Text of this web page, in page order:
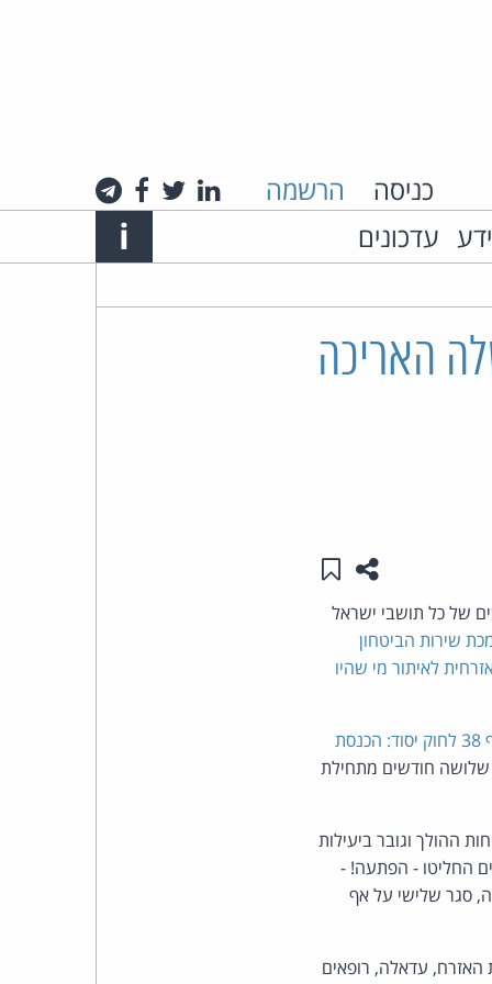
כניסה הרשמה לינקדאין
טוויטרפייסבוק
עדכונים Info
i
האריכה
שתפו עמוד זה
שמור ב"תכנים שלי"
של כל תושבי ישראל
שירות הביטחון
לאיתור מי שהיו
שלושה חודשים מתחילת
ההולך וגובר ביעילות
החליטו - הפתעה! -
סגר שלישי על אף
האזרח, עדאלה, רופאים